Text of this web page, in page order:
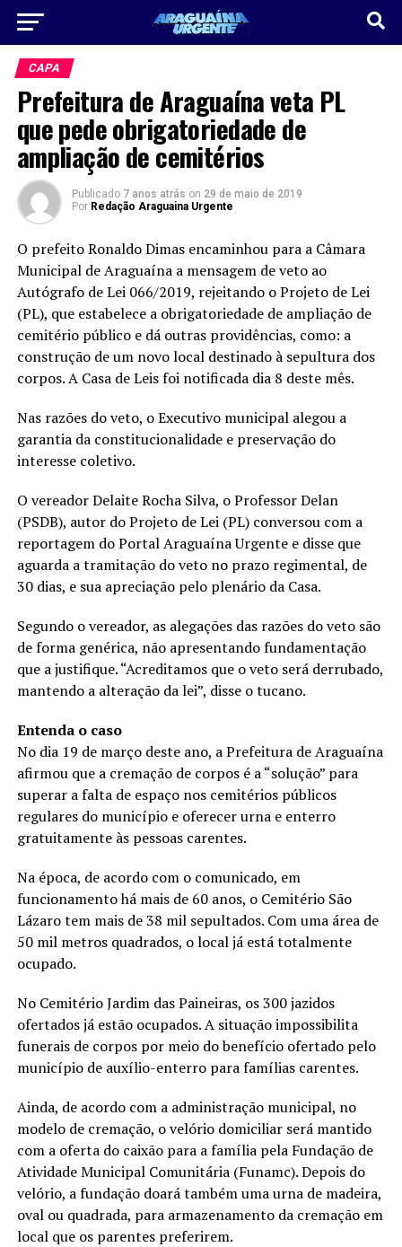
CAPA
Prefeitura de Araguaína veta PL
que pede obrigatoriedade de
ampliação de cemitérios
Publicado 7 anos atrás on 29 de maio de 2019
Por Redação Araguaina Urgente
O prefeito Ronaldo Dimas encaminhou para a Câmara
Municipal de Araguaína a mensagem de veto ao
Autógrafo de Lei 066/2019, rejeitando o Projeto de Lei
(PL), que estabelece a obrigatoriedade de ampliação de
cemitério público e dá outras providências, como: a
construção de um novo local destinado à sepultura dos
corpos. A Casa de Leis foi notificada dia 8 deste mês.
Nas razões do veto, o Executivo municipal alegou a
garantia da constitucionalidade e preservação do
interesse coletivo.
O vereador Delaite Rocha Silva, o Professor Delan
(PSDB), autor do Projeto de Lei (PL) conversou com a
reportagem do Portal Araguaína Urgente e disse que
aguarda a tramitação do veto no prazo regimental, de
30 dias, e sua apreciação pelo plenário da Casa.
Segundo o vereador, as alegações das razões do veto são
de forma genérica, não apresentando fundamentação
que a justifique. “Acreditamos que o veto será derrubado,
mantendo a alteração da lei”, disse o tucano.
Entenda o caso
No dia 19 de março deste ano, a Prefeitura de Araguaína
afirmou que a cremação de corpos é a “solução” para
superar a falta de espaço nos cemitérios públicos
regulares do município e oferecer urna e enterro
gratuitamente às pessoas carentes.
Na época, de acordo com o comunicado, em
funcionamento há mais de 60 anos, o Cemitério São
Lázaro tem mais de 38 mil sepultados. Com uma área de
50 mil metros quadrados, o local já está totalmente
ocupado.
No Cemitério Jardim das Paineiras, os 300 jazidos
ofertados já estão ocupados. A situação impossibilita
funerais de corpos por meio do benefício ofertado pelo
município de auxílio-enterro para famílias carentes.
Ainda, de acordo com a administração municipal, no
modelo de cremação, o velório domiciliar será mantido
com a oferta do caixão para a família pela Fundação de
Atividade Municipal Comunitária (Funamc). Depois do
velório, a fundação doará também uma urna de madeira,
oval ou quadrada, para armazenamento da cremação em
local que os parentes preferirem.